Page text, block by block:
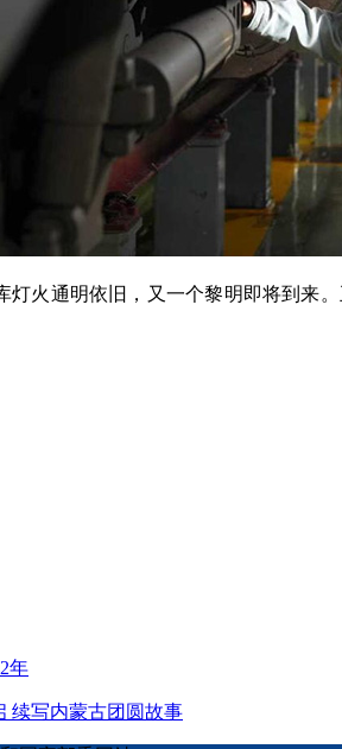
通明依旧，又一个黎明即将到来。
年
续写内蒙古团圆故事